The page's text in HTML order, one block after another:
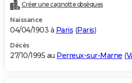
Créer une cagnotte obsèques
Naissance
04/04/1903 à Paris (Paris)
Décès
27/10/1995 au Perreux-sur-Marne (